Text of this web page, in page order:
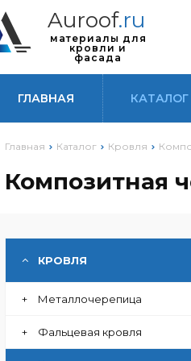
Auroof.ru
материалы для
кровли и
фасада
ГЛАВНАЯ КАТАЛОГ
Главная Каталог Кровля
Композитная
КРОВЛЯ
Металлочерепица
+
Фальцевая кровля
+